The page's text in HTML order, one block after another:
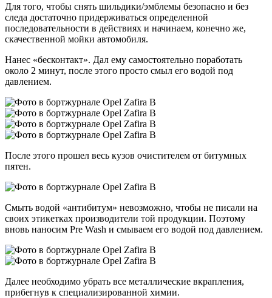
Для того, чтобы снять шильдики/эмблемы безопасно и без
следа достаточно придерживаться определенной
последовательности в действиях и начинаем, конечно же,
скачественной мойки автомобиля.
Нанес «бесконтакт». Дал ему самостоятельно поработать
около 2 минут, после этого просто смыл его водой под
давлением.
После этого прошел весь кузов очистителем от битумных
пятен.
Смыть водой «антибитум» невозможно, чтобы не писали на
своих этикетках производители той продукции. Поэтому
вновь наносим Pre Wash и смываем его водой под давлением.
Далее необходимо убрать все металлические вкрапления,
прибегнув к специализированной химии.